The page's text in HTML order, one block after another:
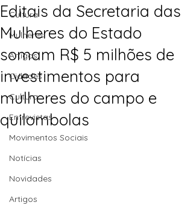
Cultura
Mulheres
Artigos
Cidades
Cultura
Entrevistas
Movimentos Sociais
Notícias
Novidades
Artigos
Editais da Secretaria das
Mulheres do Estado
somam R$ 5 milhões de
investimentos para
mulheres do campo e
quilombolas